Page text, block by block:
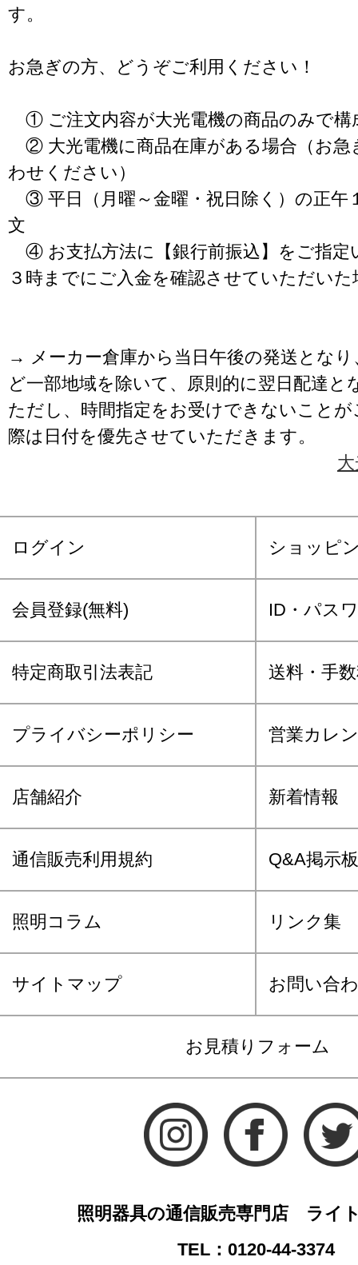
す。
お急ぎの方、どうぞご利用ください！
① ご注文内容が大光電機の商品のみで構
② 大光電機に商品在庫がある場合（お急
わせください）
③ 平日（月曜～金曜・祝日除く）の正午
文
④ お支払方法に【銀行前振込】をご指定
３時までにご入金を確認させていただいた
→ メーカー倉庫から当日午後の発送となり
ど一部地域を除いて、原則的に翌日配達と
ただし、時間指定をお受けできないこと
際は日付を優先させていただきます。
ログイン ショッピ
会員登録(無料) ID・パス
特定商取引法表記 送料・手
プライバシーポリシー 営業カレ
店舗紹介 新着情報
通信販売利用規約 Q&A掲示板
照明コラム リンク集
サイトマップ お問い合
お見積りフォーム
照明器具の通信販売専門店 ライ
TEL：0120-44-3374